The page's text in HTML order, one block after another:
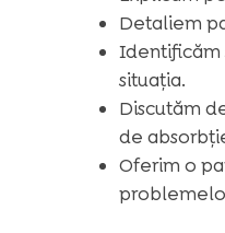
Detaliem
Identificăm
situația.
Discutăm
de
Oferim o